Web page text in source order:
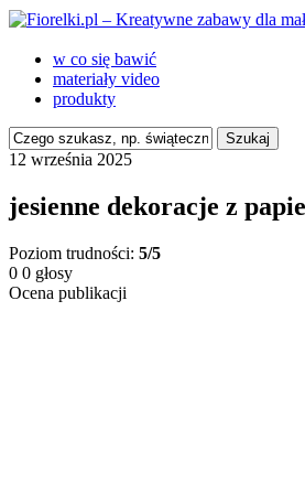
w co się bawić
materiały video
produkty
Szukaj
12 września 2025
jesienne dekoracje z
Poziom trudności: 5/5
0 0 głosy
Ocena publikacji